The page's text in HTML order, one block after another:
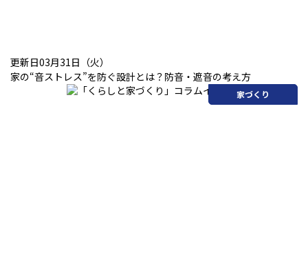
更新日03月31日（火）
家の“音ストレス”を防ぐ設計とは？防音・遮音の考え方
家づくり